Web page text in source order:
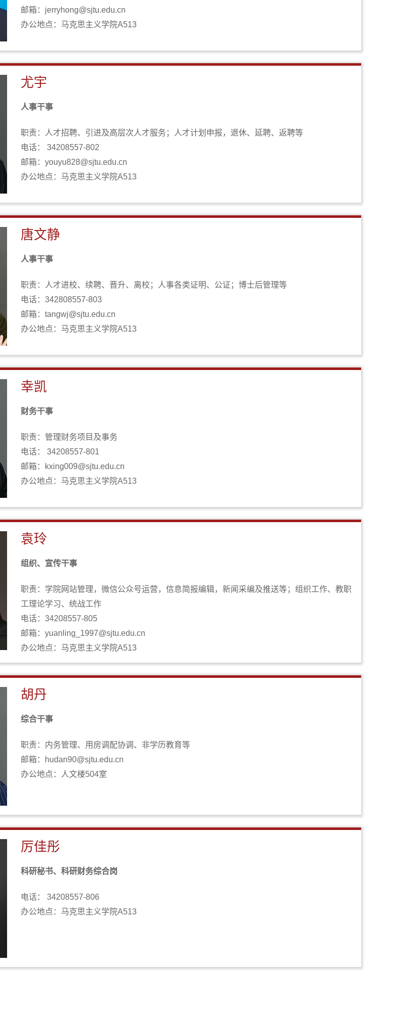
邮箱：jerryhong@sjtu.edu.cn
办公地点：马克思主义学院A513
尤宇
人事干事
职责：人才招聘、引进及高层次人才服务；人才计划申报，退休、延聘、返聘等
电话： 34208557-802
邮箱：youyu828@sjtu.edu.cn
办公地点：马克思主义学院A513
唐文静
人事干事
职责：人才进校、续聘、晋升、离校；人事各类证明、公证；博士后管理等
电话：342808557-803
邮箱：tangwj@sjtu.edu.cn
办公地点：马克思主义学院A513
幸凯
财务干事
职责：管理财务项目及事务
电话： 34208557-801
邮箱：kxing009@sjtu.edu.cn
办公地点：马克思主义学院A513
袁玲
组织、宣传干事
职责：学院网站管理，微信公众号运营，信息简报编辑，新闻采编及推送等；组织工作、教职
工理论学习、统战工作
电话：34208557-805
邮箱：yuanling_1997@sjtu.edu.cn
办公地点：马克思主义学院A513
胡丹
综合干事
职责：内务管理、用房调配协调、非学历教育等
邮箱：hudan90@sjtu.edu.cn
办公地点：人文楼504室
厉佳彤
科研秘书、科研财务综合岗
电话： 34208557-806
办公地点：马克思主义学院A513